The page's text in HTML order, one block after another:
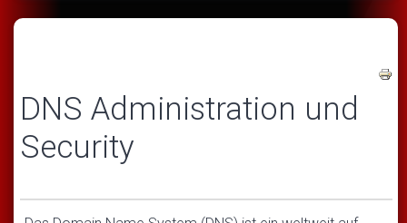
DNS Administration und
Security